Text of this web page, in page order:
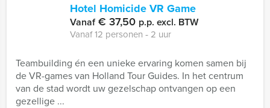
Hotel Homicide VR Game
Vanaf€ 37,50 p.p. excl. BTW
Vanaf 12 personen ‐ 2 uur
Teambuilding én een unieke ervaring komen samen bij
de VR-games van Holland Tour Guides. In het centrum
van de stad wordt uw gezelschap ontvangen op een
gezellige ...